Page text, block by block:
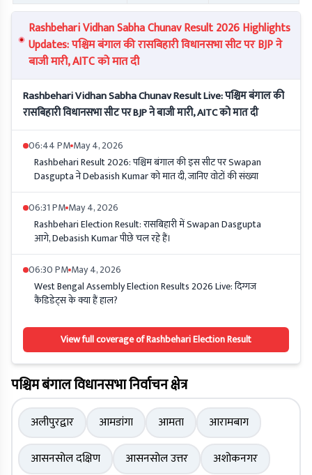
Rashbehari Vidhan Sabha Chunav Result 2026 Highlights
Updates: पश्चिम बंगाल की रासबिहारी विधानसभा सीट पर BJP ने
बाजी मारी, AITC को मात दी
Rashbehari Vidhan Sabha Chunav Result Live: पश्चिम बंगाल की
रासबिहारी विधानसभा सीट पर BJP ने बाजी मारी, AITC को मात दी
06:44 PM May 4, 2026
Rashbehari Result 2026: पश्चिम बंगाल की इस सीट पर Swapan
Dasgupta ने Debasish Kumar को मात दी, जानिए वोटों की संख्या
06:31 PM May 4, 2026
Rashbehari Election Result: रासबिहारी में Swapan Dasgupta
आगे, Debasish Kumar पीछे चल रहे हैं।
06:30 PM May 4, 2026
West Bengal Assembly Election Results 2026 Live: दिग्गज
कैंडिडेट्स के क्या हैं हाल?
View full coverage of Rashbehari Election Result
पश्चिम बंगाल विधानसभा निर्वाचन क्षेत्र
अलीपुरद्वार आमडांगा आमता
आरामबाग
आसनसोल दक्षिण
आसनसोल उत्तर
अशोकनगर